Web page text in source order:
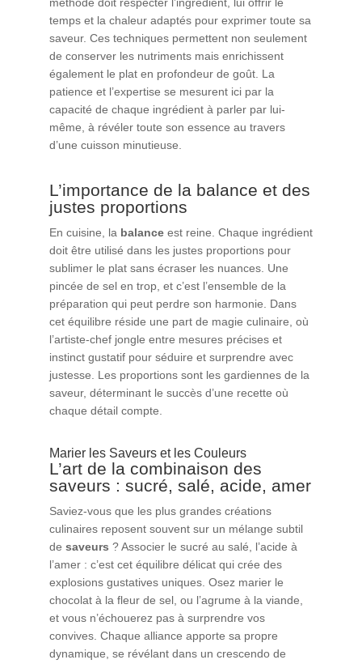
méthode doit respecter l’ingrédient, lui offrir le
temps et la chaleur adaptés pour exprimer toute sa
saveur. Ces techniques permettent non seulement
de conserver les nutriments mais enrichissent
également le plat en profondeur de goût. La
patience et l’expertise se mesurent ici par la
capacité de chaque ingrédient à parler par lui-
même, à révéler toute son essence au travers
d’une cuisson minutieuse.
L’importance de la balance et des
justes proportions
En cuisine, la balanceest reine. Chaque ingrédient
doit être utilisé dans les justes proportions pour
sublimer le plat sans écraser les nuances. Une
pincée de sel en trop, et c’est l’ensemble de la
préparation qui peut perdre son harmonie. Dans
cet équilibre réside une part de magie culinaire, où
l’artiste-chef jongle entre mesures précises et
instinct gustatif pour séduire et surprendre avec
justesse. Les proportions sont les gardiennes de la
saveur, déterminant le succès d’une recette où
chaque détail compte.
Marier les Saveurs et les Couleurs
L’art de la combinaison des
saveurs : sucré, salé, acide, amer
Saviez-vous que les plus grandes créations
culinaires reposent souvent sur un mélange subtil
de saveurs ? Associer le sucré au salé, l’acide à
l’amer : c’est cet équilibre délicat qui crée des
explosions gustatives uniques. Osez marier le
chocolat à la fleur de sel, ou l’agrume à la viande,
et vous n’échouerez pas à surprendre vos
convives. Chaque alliance apporte sa propre
dynamique, se révélant dans un crescendo de